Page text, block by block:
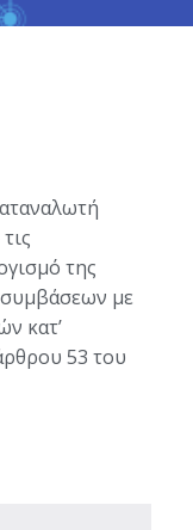
της
με
κατ’
53 του